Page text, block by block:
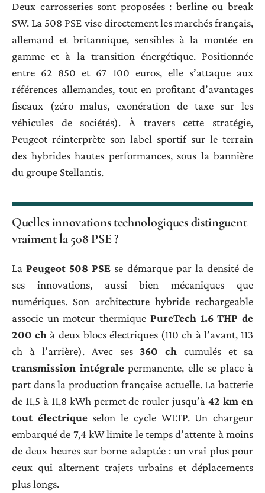
Deux carrosseries sont proposées : berline ou break
SW. La 508 PSE vise directement les marchés français,
allemand et britannique, sensibles à la montée en
gamme et à la transition énergétique. Positionnée
entre 62 850 et 67 100 euros, elle s’attaque aux
références allemandes, tout en profitant d’avantages
fiscaux (zéro malus, exonération de taxe sur les
véhicules de sociétés). À travers cette stratégie,
Peugeot réinterprète son label sportif sur le terrain
des hybrides hautes performances, sous la bannière
du groupe Stellantis.
Quelles innovations technologiques distinguent
vraiment la 508 PSE ?
LaPeugeot 508 PSE se démarque par la densité de
ses innovations, aussi bien mécaniques que
numériques. Son architecture hybride rechargeable
associe un moteur thermique PureTech 1.6 THP de
200 ch à deux blocs électriques (110 ch à l’avant, 113
ch à l’arrière). Avec ses360 ch cumulés et sa
transmission intégralepermanente, elle se place à
part dans la production française actuelle. La batterie
de 11,5 à 11,8 kWh permet de rouler jusqu’à42 km en
tout électriqueselon le cycle WLTP. Un chargeur
embarqué de 7,4 kW limite le temps d’attente à moins
de deux heures sur borne adaptée : un vrai plus pour
ceux qui alternent trajets urbains et déplacements
plus longs.